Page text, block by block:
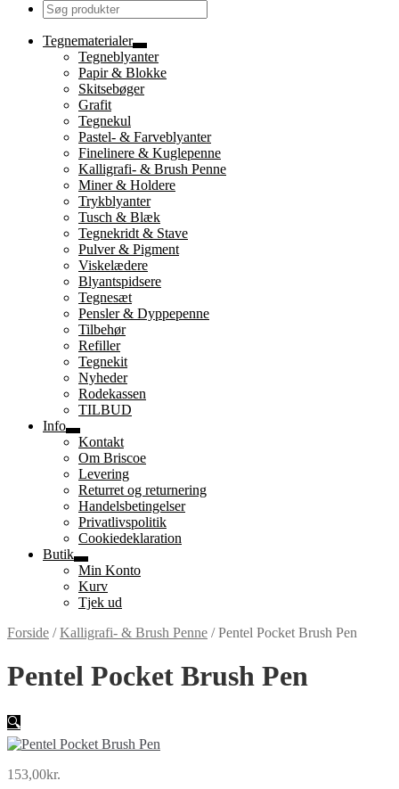
Tegnematerialer
Udfold
undermenu
Tegneblyanter
Papir & Blokke
Skitsebøger
Grafit
Tegnekul
Pastel- & Farveblyanter
Finelinere & Kuglepenne
Kalligrafi- & Brush Penne
Miner & Holdere
Trykblyanter
Tusch & Blæk
Tegnekridt & Stave
Pulver & Pigment
Viskelædere
Blyantspidsere
Tegnesæt
Pensler & Dyppepenne
Tilbehør
Refiller
Tegnekit
Nyheder
Rodekassen
TILBUD
Info
Udfold
undermenu
Kontakt
Om Briscoe
Levering
Returret og returnering
Handels­betingelser
Privatlivspolitik
Cookiedeklaration
Butik
Udfold
undermenu
Min Konto
Kurv
Tjek ud
Forside /Kalligrafi- & Brush Penne /Pentel Pocket Brush Pen
Pentel Pocket Brush Pen
🔍
153,00kr.